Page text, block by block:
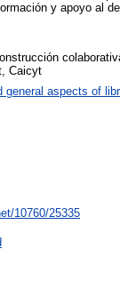
y apoyo al
Caicyt
general aspects of
10760/25335